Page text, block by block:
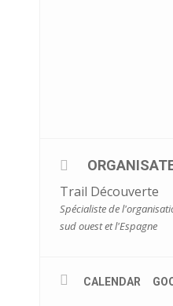
Trail Découverte
Spécialiste de
sud ouest et l'Espagne
CALENDAR